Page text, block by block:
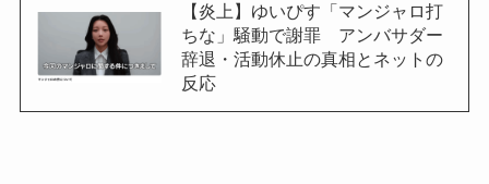
【炎上】ゆいぴす「マンジャロ打
ちな」騒動で謝罪 アンバサダー
辞退・活動休止の真相とネットの
反応